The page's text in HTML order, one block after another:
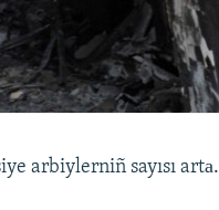
arbiylerniñ sayısı artа.